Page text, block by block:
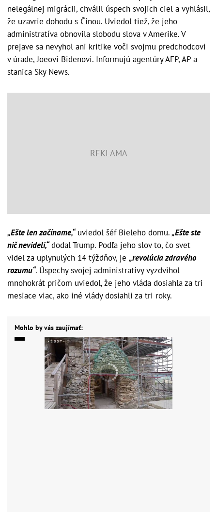
nelegálnej migrácii, chválil úspech svojich ciel a vyhlásil,
že uzavrie dohodu s Čínou. Uviedol tiež, že jeho
administratíva obnovila slobodu slova v Amerike. V
prejave sa nevyhol ani kritike voči svojmu predchodcovi
v úrade, Joeovi Bidenovi. Informujú agentúry AFP, AP a
stanica Sky News.
„Ešte len začíname,“uviedol šéf Bieleho domu.„Ešte ste
nič nevideli,“dodal Trump. Podľa jeho slov to, čo svet
videl za uplynulých 14 týždňov, je „revolúcia zdravého
rozumu“. Úspechy svojej administratívy vyzdvihol
mnohokrát pričom uviedol, že jeho vláda dosiahla za tri
mesiace viac, ako iné vlády dosiahli za tri roky.
Mohlo by vás zaujímať: